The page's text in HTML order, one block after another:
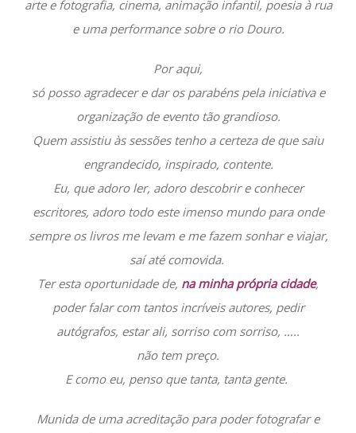
arte e fotografia, cinema, animação infantil, poesia à rua
e uma performance sobre o rio Douro.
Por aqui,
só posso agradecer e dar os parabéns pela iniciativa e
organização de evento tão grandioso.
Quem assistiu às sessões tenho a certeza de que saiu
engrandecido, inspirado, contente.
Eu, que adoro ler, adoro descobrir e conhecer
escritores, adoro todo este imenso mundo para onde
sempre os livros me levam e me fazem sonhar e viajar,
saí até comovida.
Ter esta oportunidade de, na minha própria cidade,
poder falar com tantos incríveis autores, pedir
autógrafos, estar ali, sorriso com sorriso, …..
não tem preço.
E como eu, penso que tanta, tanta gente.
Munida de uma acreditação para poder fotografar e